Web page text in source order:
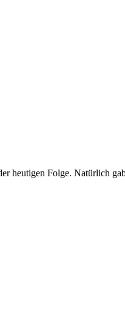
heutigen Folge. Natürlich